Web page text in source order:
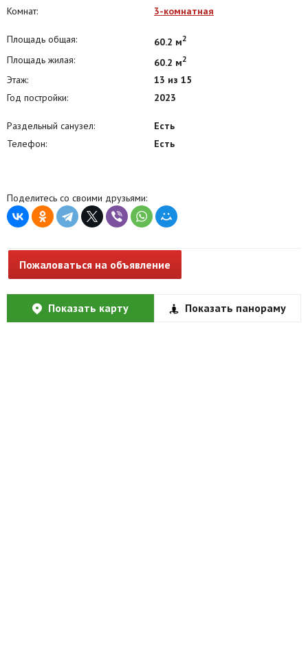
Комнат:
3-комнатная
Площадь общая: 60.2 м2
Площадь жилая: 60.2 м2
Этаж:
13 из 15
Год постройки:
2023
Раздельный санузел:
Есть
Телефон:
Есть
Поделитесь со своими друзьями:
Пожаловаться на объявление
Показать карту Показать панораму